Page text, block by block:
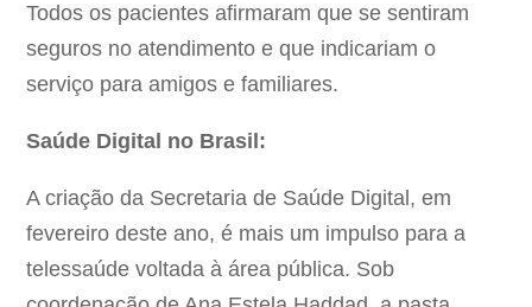
Todos os pacientes afirmaram que se sentiram
seguros no atendimento e que indicariam o
serviço para amigos e familiares.
Saúde Digital no Brasil:
A criação da Secretaria de Saúde Digital, em
fevereiro deste ano, é mais um impulso para a
telessaúde voltada à área pública. Sob